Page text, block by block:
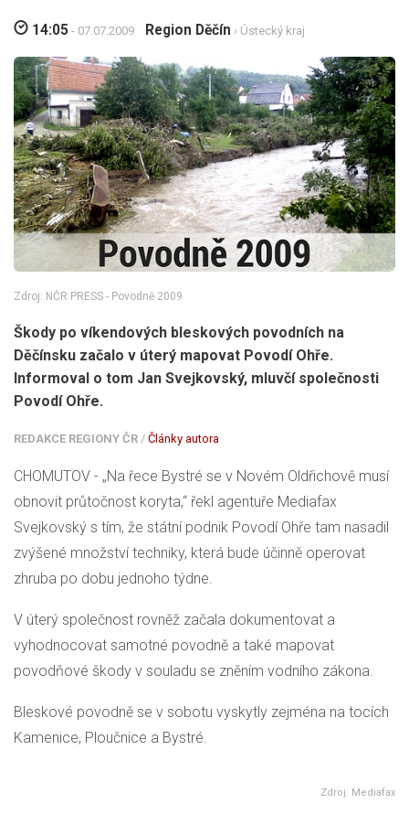
14:05 - 07.07.2009 Region Děčín › Ústecký kraj
Zdroj: NČR PRESS - Povodně 2009
Škody po víkendových bleskových povodních na
Děčínsku začalo v úterý mapovat Povodí Ohře.
Informoval o tom Jan Svejkovský, mluvčí společnosti
Povodí Ohře.
REDAKCE REGIONY ČR / Články autora
CHOMUTOV - „Na řece Bystré se v Novém Oldřichově musí
obnovit průtočnost koryta,“ řekl agentuře Mediafax
Svejkovský s tím, že státní podnik Povodí Ohře tam nasadil
zvýšené množství techniky, která bude účinně operovat
zhruba po dobu jednoho týdne.
V úterý společnost rovněž začala dokumentovat a
vyhodnocovat samotné povodně a také mapovat
povodňové škody v souladu se zněním vodního zákona.
Bleskové povodně se v sobotu vyskytly zejména na tocích
Kamenice, Ploučnice a Bystré.
Zdroj: Mediafax